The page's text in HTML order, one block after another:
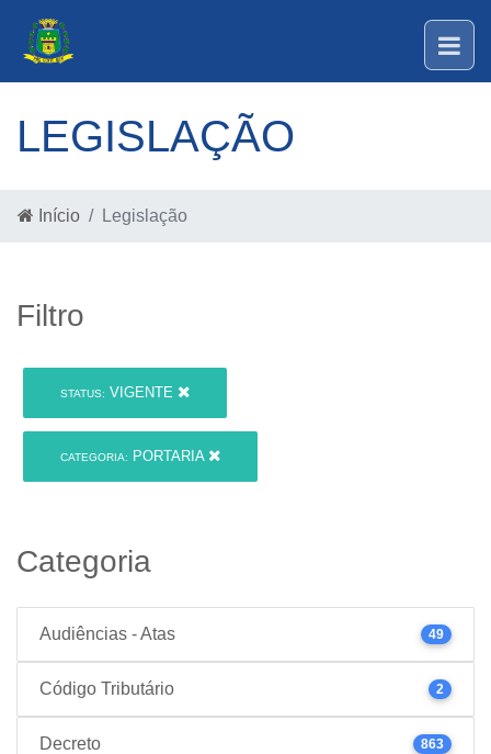
LEGISLAÇÃO
Início Legislação
Filtro
STATUS: VIGENTE
CATEGORIA: PORTARIA
Categoria
Audiências - Atas 49
Código Tributário 2
Decreto 863